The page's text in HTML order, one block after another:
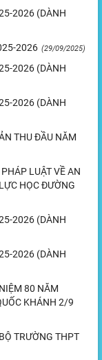
2026 (DÀNH
2026 (29/09/2025)
2026 (DÀNH
2026 (DÀNH
THU ĐẦU NĂM
LUẬT VỀ AN
HỌC ĐƯỜNG
2026 (DÀNH
2026 (DÀNH
80 NĂM
KHÁNH 2/9
TRƯỜNG THPT